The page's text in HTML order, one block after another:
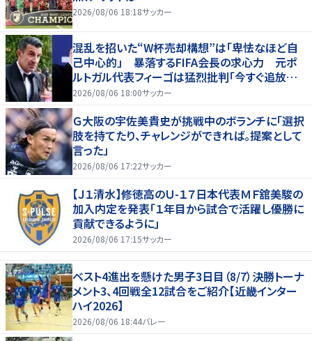
2026/08/06 18:18サッカー
混乱を招いた“W杯売却構想”は「卑怯なほど自
己中心的」 暴落するFIFA会長の求心力 元ポ
ルトガル代表フィーゴは猛烈批判「今すぐ追放す
べきだ」
2026/08/06 18:00サッカー
Ｇ大阪の宇佐美貴史が挑戦中のボランチに「選択
肢を持てたり、チャレンジができれば。提案として
言った」
2026/08/06 17:22サッカー
【Ｊ１清水】修徳高のＵ-１７日本代表ＭＦ舘美駿の
加入内定を発表「１年目から試合で活躍し優勝に
貢献できるように」
2026/08/06 17:15サッカー
ベスト4進出を懸けた男子3日目（8/7）決勝トーナ
メント3、4回戦全12試合をご紹介【近畿インター
ハイ2026】
2026/08/06 18:44バレー